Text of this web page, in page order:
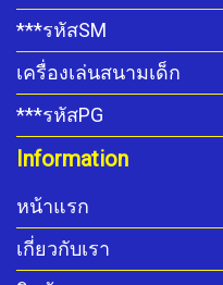
***รหัสSM
เครื่องเล่นสนามเด็ก
***รหัสPG
Information
หน้าแรก
เกี่ยวกับเรา